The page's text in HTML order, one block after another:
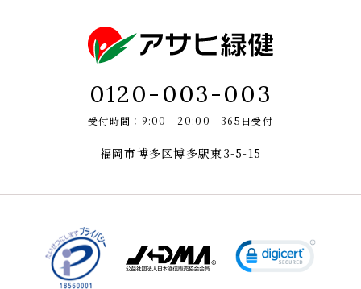
0120-003-003
受付時間：9:00 - 20:00 365日受付
福岡市博多区博多駅東3-5-15